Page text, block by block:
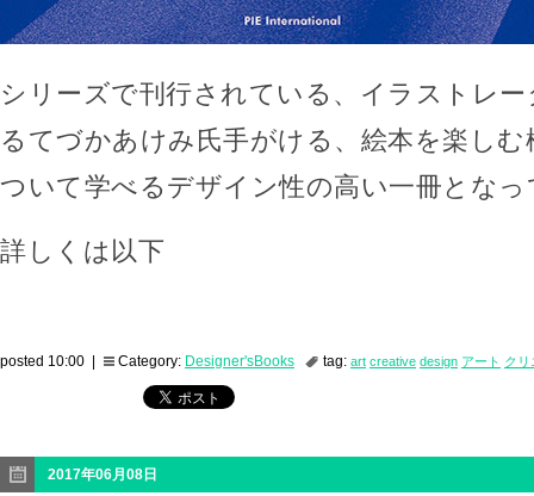
シリーズで刊行されている、イラストレ
るてづかあけみ氏手がける、絵本を楽しむ
ついて学べるデザイン性の高い一冊とな
詳しくは以下
posted 10:00 | Category: Designer'sBooks tag: art creative design アート クリ
2017年06月08日